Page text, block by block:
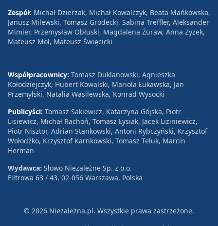
Zespół: Michał Dzierżak, Michał Kowalczyk, Beata Mańkowska,
Janusz Milewski, Tomasz Grodecki, Sabina Treffler, Aleksander
Mimier, Przemysław Obłuski, Magdalena Żuraw, Anna Zyzek,
Mateusz Mol, Mateusz Święcicki
Współpracownicy: Tomasz Duklanowski, Agnieszka
Kołodziejczyk, Hubert Kowalski, Mariola Łukawska, Jan
Przemyłski, Natalia Wasilewska, Konrad Wysocki
Publicyści: Tomasz Sakiewicz, Katarzyna Gójska, Piotr
Lisiewicz, Michał Rachoń, Tomasz Łysiak, Jacek Liziniewicz,
Piotr Nisztor, Adrian Stankowski, Antoni Rybczyński, Krzysztof
Wołodźko, Krzysztof Karnkowski, Tomasz Teluk, Marcin
Herman
Wydawca: Słowo Niezależne Sp. z o.o.
Filtrowa 63 / 43, 02-056 Warszawa, Polska
© 2026 Niezależna.pl. Wszystkie prawa zastrzeżone.